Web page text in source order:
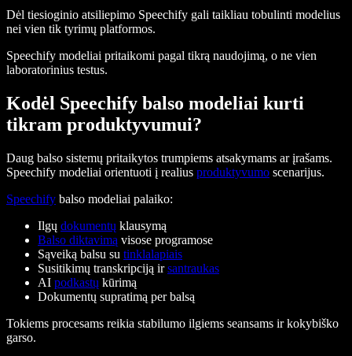
Dėl tiesioginio atsiliepimo Speechify gali taikliau tobulinti modelius
nei vien tik tyrimų platformos.
Speechify modeliai pritaikomi pagal tikrą naudojimą, o ne vien
laboratorinius testus.
Kodėl Speechify balso modeliai kurti
tikram produktyvumui?
Daug balso sistemų pritaikytos trumpiems atsakymams ar įrašams.
Speechify modeliai orientuoti į realius produktyvumo scenarijus.
Speechify balso modeliai palaiko:
Ilgų dokumentų klausymą
Balso diktavimą visose programose
Sąveiką balsu su tinklalapiais
Susitikimų transkripciją irsantraukas
AI podkastų kūrimą
Dokumentų supratimą per balsą
Tokiems procesams reikia stabilumo ilgiems seansams ir kokybiško
garso.